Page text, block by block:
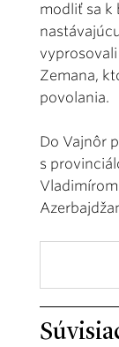
modliť sa k
Zemana,
povolania.
Do Vajnôr
s